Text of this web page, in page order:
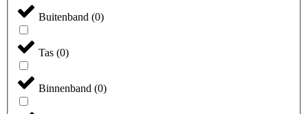
Buitenband (0)
Tas (0)
Binnenband (0)